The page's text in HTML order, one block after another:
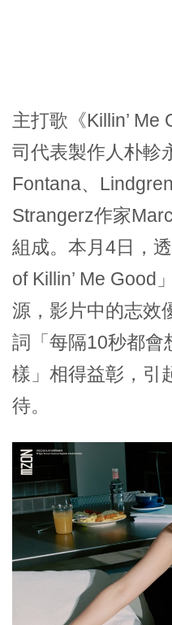
主打歌《Killin’ Me
司代表製作人朴軫
Fontana、
Strangerz作家
組成。本月4日，
of Killin’ Me Good
源，影片中的志效
詞「每隔10秒都會
樣」相得益彰，引
待。